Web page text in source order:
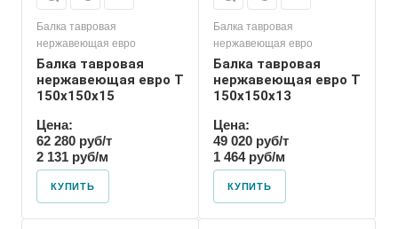
Балка тавровая
нержавеющая евро
Балка тавровая
нержавеющая евро T
150х150х15
Цена:
62 280 руб/т
2 131 руб/м
КУПИТЬ
Балка тавровая
нержавеющая евро
Балка тавровая
нержавеющая евро T
150х150х13
Цена:
49 020 руб/т
1 464 руб/м
КУПИТЬ